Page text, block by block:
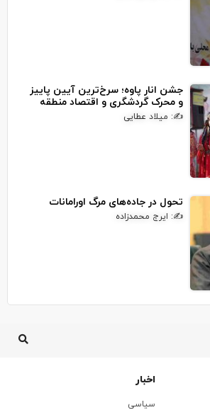
جشن انار پاوه؛ سرخ‌ترین آیین پاییز
و محرک گردشگری و اقتصاد منطقه
✍: میلاد عطایی
تحول در جاده‌های مرگ اورامانات
✍: ایرج محمدزاده
اخبار
سیاسی